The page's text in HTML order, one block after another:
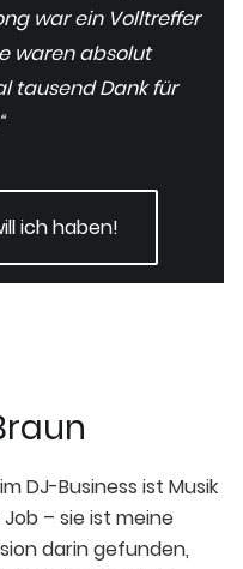
war ein Volltreffer
waren absolut
tausend Dank für
ich haben!
DJ-Business ist Musik
– sie ist meine
darin gefunden,